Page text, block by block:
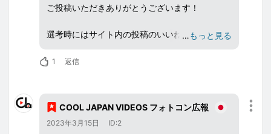
ご投稿いただきありがとうございます！
選考時にはサイト内の投稿のいいねの回数も参
考とさせていただきます。
投稿をSNSでシェアしたり、ブログに埋め込み
タグ選択時に都道府県名や市区町村のタグも選
択いただけますとCOOL JAPAN VIDEOS内での
露出も増えます。 また、他のユーザーをフォロ
…もっと見る
1 返信
COOL JAPAN VIDEOS フォトコン広報
2023年3月15日 ID:2